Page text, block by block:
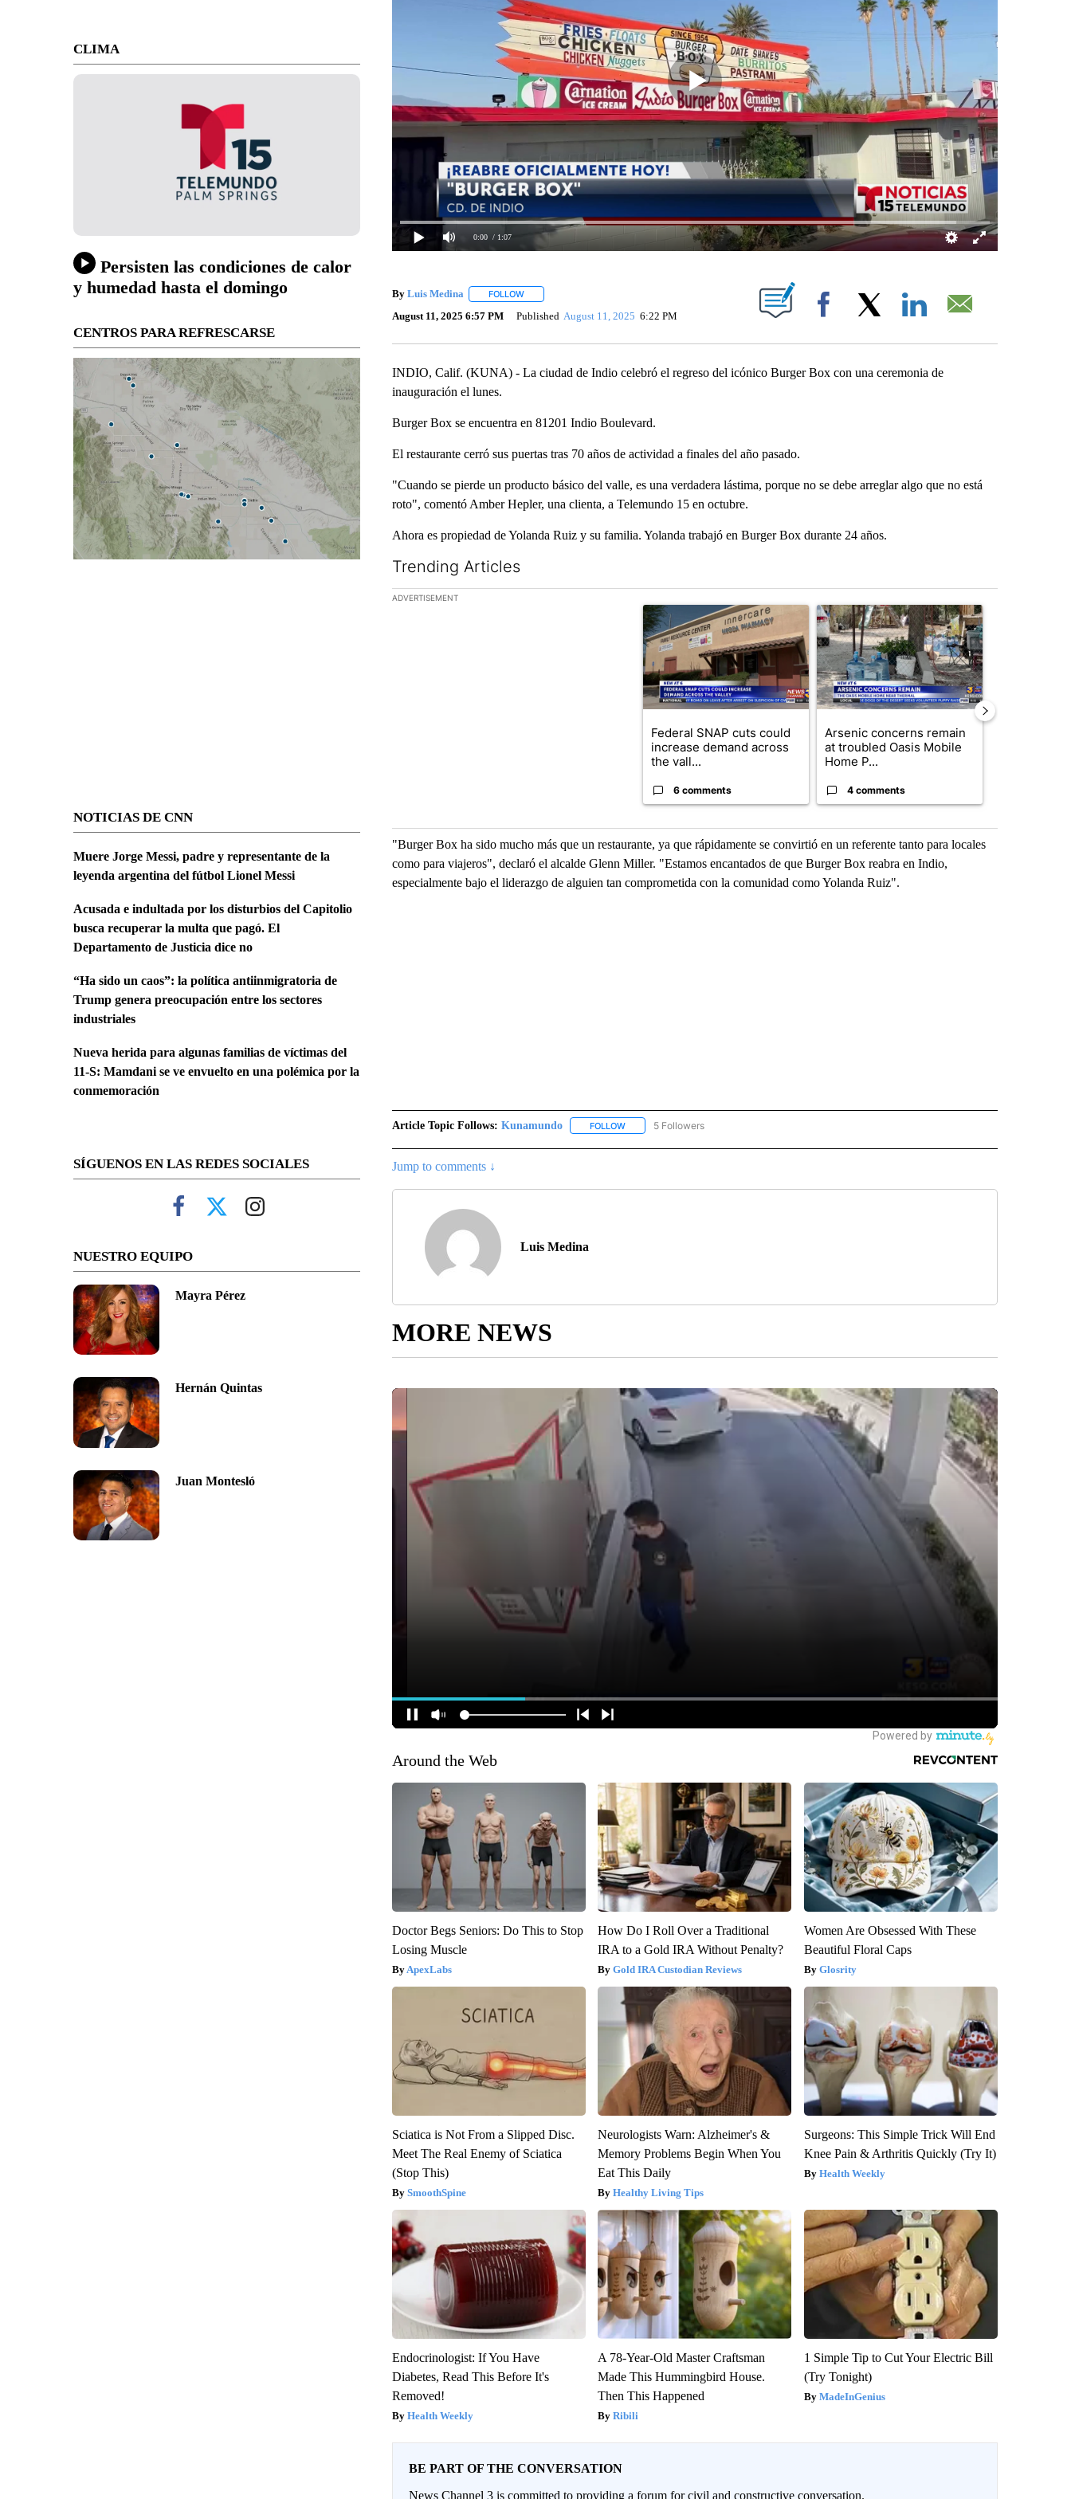
CLIMA
Persisten las condiciones de calor
y humedad hasta el domingo
CENTROS PARA REFRESCARSE
NOTICIAS DE CNN
Muere Jorge Messi, padre y representante de la
leyenda argentina del fútbol Lionel Messi
Acusada e indultada por los disturbios del Capitolio
busca recuperar la multa que pagó. El
Departamento de Justicia dice no
“Ha sido un caos”: la política antiinmigratoria de
Trump genera preocupación entre los sectores
industriales
Nueva herida para algunas familias de víctimas del
11-S: Mamdani se ve envuelto en una polémica por la
conmemoración
SÍGUENOS EN LAS REDES SOCIALES
NUESTRO EQUIPO
Mayra Pérez
Hernán Quintas
Juan Montesló
0:00 / 1:07
By Luis Medina FOLLOWFOLLOW "" TO RECEIVE NOTIFICATIONS ABOUT NEW PAGES ON "".
August 11, 2025 6:57 PM Published August 11, 2025 6:22 PM Facebook
INDIO, Calif. (KUNA) - La ciudad de Indio celebró el regreso del icónico Burger Box con una ceremonia de
inauguración el lunes.
Burger Box se encuentra en 81201 Indio Boulevard.
El restaurante cerró sus puertas tras 70 años de actividad a finales del año pasado.
"Cuando se pierde un producto básico del valle, es una verdadera lástima, porque no se debe arreglar algo que no está
roto", comentó Amber Hepler, una clienta, a Telemundo 15 en octubre.
Ahora es propiedad de Yolanda Ruiz y su familia. Yolanda trabajó en Burger Box durante 24 años.
Trending Articles
The following is a list of the most commented articles in the last 7 days.
ADVERTISEMENT
A trending article titled "Federal SNAP cuts could increase demand across the
Federal SNAP cuts could
increase demand across
the vall...
6 comments
A trending article titled "Arsenic concerns
Arsenic concerns remain
at troubled Oasis Mobile
Home P...
4 comments
"Burger Box ha sido mucho más que un restaurante, ya que rápidamente se convirtió en un referente tanto para locales
como para viajeros", declaró el alcalde Glenn Miller. "Estamos encantados de que Burger Box reabra en Indio,
especialmente bajo el liderazgo de alguien tan comprometida con la comunidad como Yolanda Ruiz".
Article Topic Follows: Kunamundo FOLLOWFOLLOW "KUNAMUNDO" TO RECEIVE NOTIFICATIONS ABOUT NEW PAGES ON "KUNAMUNDO".
5 Followers
Jump to comments ↓
Luis Medina
MORE NEWS
Around the Web
Doctor Begs Seniors: Do This to Stop
Losing Muscle
ApexLabs
How Do I Roll Over a Traditional
IRA to a Gold IRA Without Penalty?
Gold IRA Custodian Reviews
Women Are Obsessed With These
Beautiful Floral Caps
Glosrity
Sciatica is Not From a Slipped Disc.
Meet The Real Enemy of Sciatica
(Stop This)
SmoothSpine
Neurologists Warn: Alzheimer's &
Memory Problems Begin When You
Eat This Daily
Healthy Living Tips
Surgeons: This Simple Trick Will End
Knee Pain & Arthritis Quickly (Try It)
Health Weekly
Endocrinologist: If You Have
Diabetes, Read This Before It's
Removed!
Health Weekly
A 78-Year-Old Master Craftsman
Made This Hummingbird House.
Then This Happened
Ribili
1 Simple Tip to Cut Your Electric Bill
(Try Tonight)
MadeInGenius
BE PART OF THE CONVERSATION
News Channel 3 is committed to providing a forum for civil and constructive conversation.